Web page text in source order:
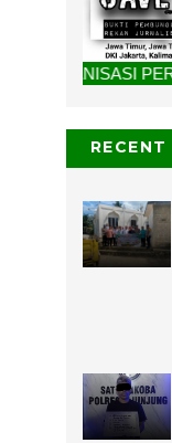
PERS UNTUK
RECENT